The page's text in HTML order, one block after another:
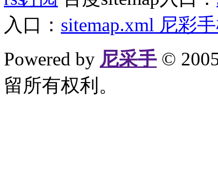
入口： sitemap.xml 尼彩
Powered by 尼采手©
留所有权利。